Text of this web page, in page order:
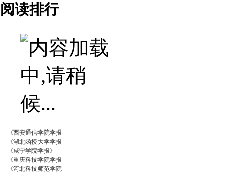
阅读排行
《西安通信学院学报
《湖北函授大学学报
《咸宁学院学报》
《重庆科技学院学报
《河北科技师范学院